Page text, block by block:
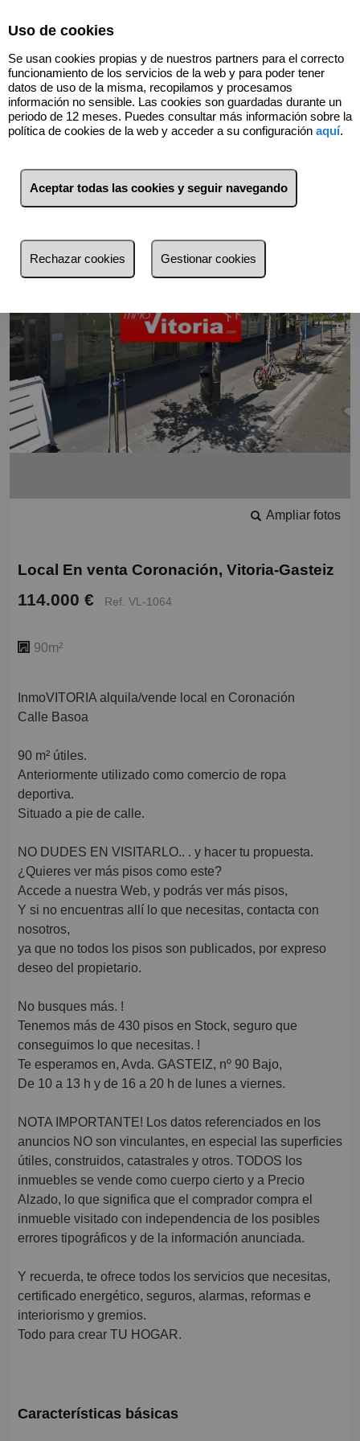
Volver
Ampliar fotos
Local En venta Coronación, Vitoria-Gasteiz
114.000 € Ref. VL-1064
90m²
InmoVITORIA alquila/vende local en Coronación
Calle Basoa
90 m² útiles.
Anteriormente utilizado como comercio de ropa
deportiva.
Situado a pie de calle.
NO DUDES EN VISITARLO.. . y hacer tu propuesta.
¿Quieres ver más pisos como este?
Accede a nuestra Web, y podrás ver más pisos,
Y si no encuentras allí lo que necesitas, contacta con
nosotros,
ya que no todos los pisos son publicados, por expreso
deseo del propietario.
No busques más. !
Tenemos más de 430 pisos en Stock, seguro que
conseguimos lo que necesitas. !
Te esperamos en, Avda. GASTEIZ, nº 90 Bajo,
De 10 a 13 h y de 16 a 20 h de lunes a viernes.
NOTA IMPORTANTE! Los datos referenciados en los
anuncios NO son vinculantes, en especial las superficies
útiles, construidos, catastrales y otros. TODOS los
inmuebles se vende como cuerpo cierto y a Precio
Alzado, lo que significa que el comprador compra el
inmueble visitado con independencia de los posibles
errores tipográficos y de la información anunciada.
Y recuerda, te ofrece todos los servicios que necesitas,
certificado energético, seguros, alarmas, reformas e
interiorismo y gremios.
Todo para crear TU HOGAR.
Características básicas
Uso de cookies
Se usan cookies propias y de nuestros partners para el correcto
funcionamiento de los servicios de la web y para poder tener
datos de uso de la misma, recopilamos y procesamos
información no sensible. Las cookies son guardadas durante un
periodo de 12 meses. Puedes consultar más información sobre la
política de cookies de la web y acceder a su configuración aquí.
Aceptar todas las cookies y seguir navegando
Rechazar cookies Gestionar cookies